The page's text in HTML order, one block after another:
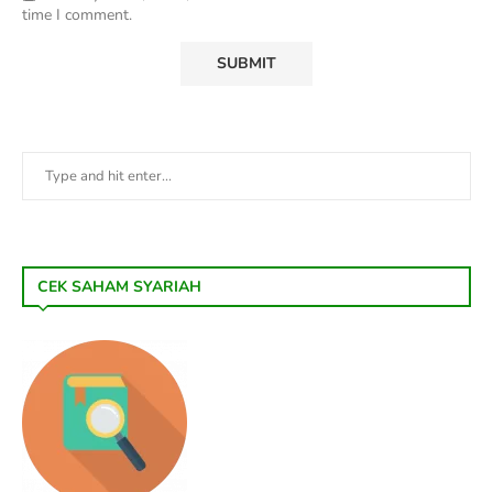
time I comment.
CEK SAHAM SYARIAH